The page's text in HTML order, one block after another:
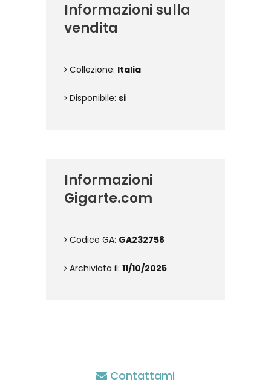
Informazioni sulla
vendita
Collezione: Italia
Disponibile: si
Informazioni
Gigarte.com
Codice GA: GA232758
Archiviata il: 11/10/2025
Contattami